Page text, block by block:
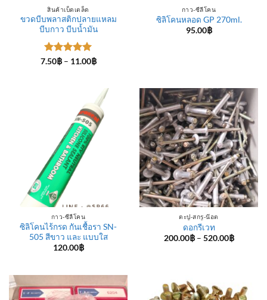
สินค้าเบ็ดเตล็ด
ขวดบีบพลาสติกปลายแหลม
บีบกาว บีบน้ำมัน
ให้คะแนน
7.50฿ – 11.00฿Price
11.00฿
กาว-ซีลีโคน
ซิลิโคนหลอด GP 270ml.
95.00฿
กาว-ซีลีโคน
ซิลิโคนไร้กรด กันเชื้อรา SN-
505 สีขาว และ แบบใส
120.00฿
ตะปู-สกรู-น๊อต
ดอกรีเวท
200.00฿ – 520.00฿Price